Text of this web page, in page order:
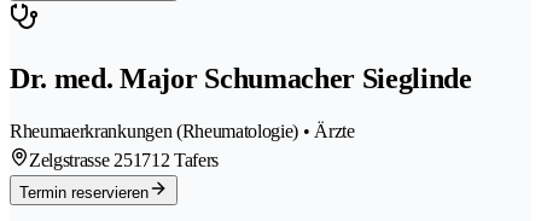
Dr. med. Major Schumacher Sieglinde
Rheumaerkrankungen (Rheumatologie) • Ärzte
Zelgstrasse 251712 Tafers
Termin reservieren